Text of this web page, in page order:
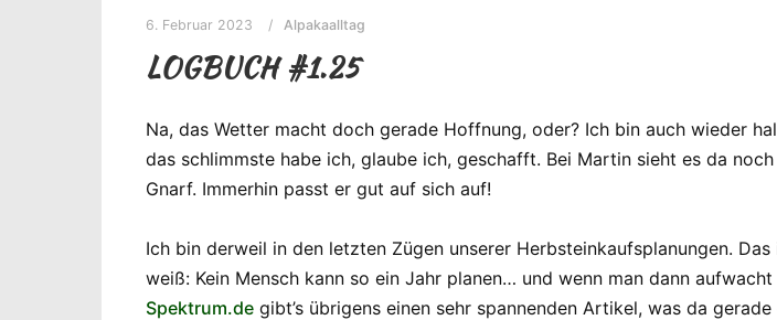
6. Februar 2023 Alpakaalltag
LOGBUCH #1.25
Na, das Wetter macht doch gerade Hoffnung, oder? Ich bin auch wieder
das schlimmste habe ich, glaube ich, geschafft. Bei Martin sieht es da
Gnarf. Immerhin passt er gut auf sich auf!
Ich bin derweil in den letzten Zügen unserer Herbsteinkaufsplanungen.
weiß: Kein Mensch kann so ein Jahr planen… und wenn man dann
Spektrum.de gibt’s übrigens einen sehr spannenden Artikel, was da